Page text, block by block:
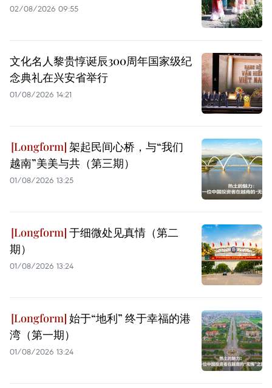
02/08/2026 09:55
文化名人黎贵惇诞辰300周年国家级纪
念典礼在兴安省举行
01/08/2026 14:21
架起民间心桥，与“我们
越南”美美与共（第三期）
01/08/2026 13:25
于细微处见真情（第二
期）
01/08/2026 13:24
始于“地利” 终于幸福的港
湾（第一期）
01/08/2026 13:24